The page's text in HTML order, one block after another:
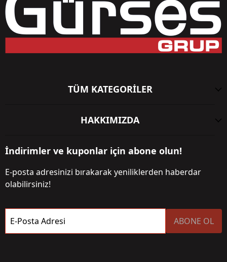
TÜM KATEGORİLER
HAKKIMIZDA
İndirimler ve kuponlar için abone olun!
E-posta adresinizi bırakarak yeniliklerden haberdar
olabilirsiniz!
E-Posta Adresi ABONE OL